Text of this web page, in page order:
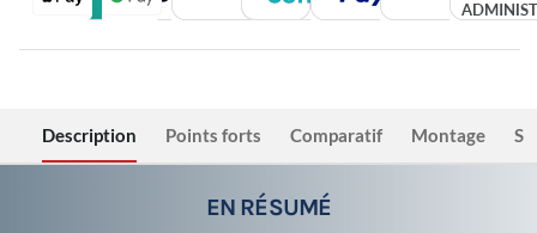
Description Points forts Comparatif Montage
EN RÉSUMÉ